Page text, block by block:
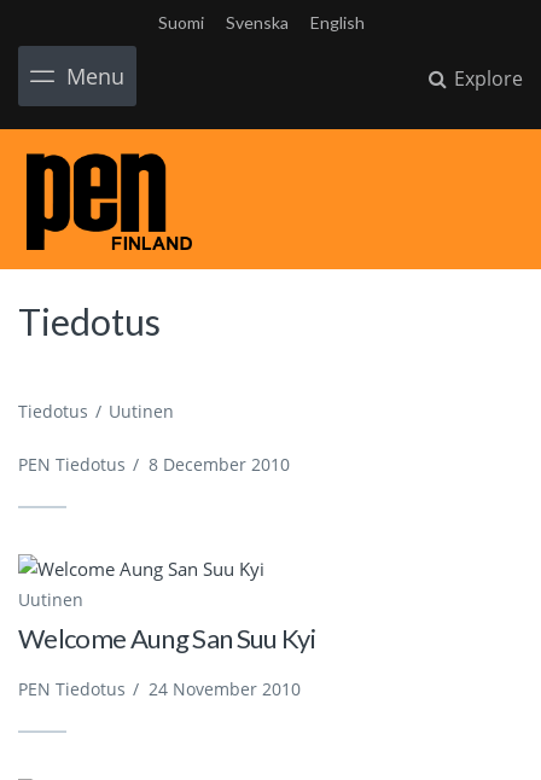
Suomi Svenska English
Menu Explore
Tiedotus
Tiedotus Uutinen
PEN Tiedotus / 8 December 2010
Uutinen
Welcome Aung San Suu Kyi
PEN Tiedotus / 24 November 2010